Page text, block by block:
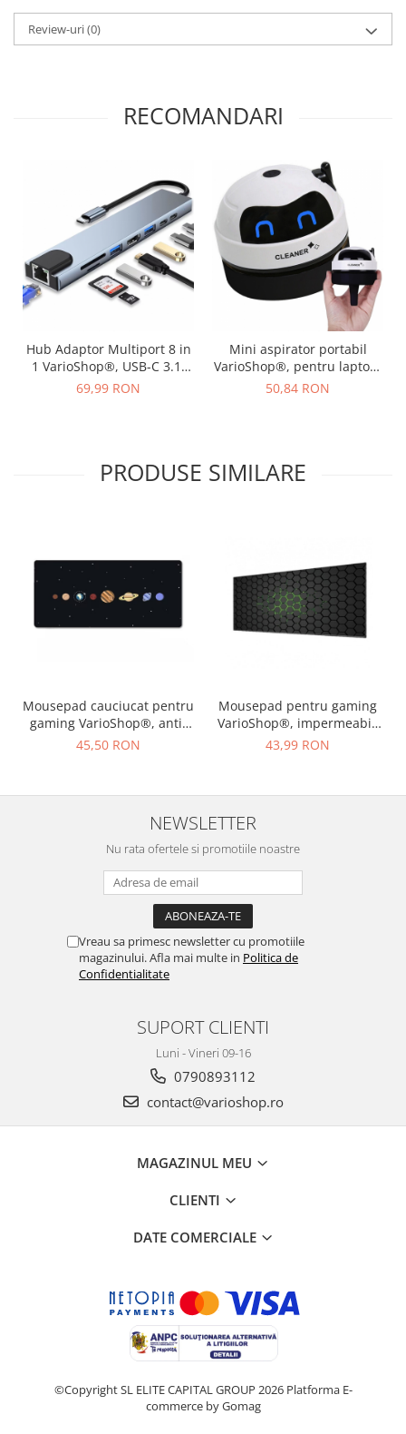
Review-uri(0)
RECOMANDARI
Hub Adaptor Multiport 8 in
1 VarioShop®, USB-C 3.1,
HDMI 4K / LAN RJ45
pentru Laptop
69,99 RON
Mini aspirator portabil
VarioShop®, pentru laptop,
tastatura, masina, baterie
50,84 RON
PRODUSE SIMILARE
Mousepad cauciucat pentru
gaming VarioShop®, anti-
derapant, material flexibil,
90 x 40 cm, Negru
45,50 RON
Mousepad pentru gaming
VarioShop®, impermeabil,
strat anti-derapant,
curatat, design modern si
43,99 RON
NEWSLETTER
Nu rata ofertele si promotiile noastre
Vreau sa primesc newsletter cu promotiile
magazinului. Afla mai multe in Politica de
Confidentialitate
SUPORT CLIENTI
Luni - Vineri 09-16
0790893112
contact@varioshop.ro
MAGAZINUL MEU
CLIENTI
DATE COMERCIALE
©Copyright SL ELITE CAPITAL GROUP 2026 Platforma E-
commerce by Gomag